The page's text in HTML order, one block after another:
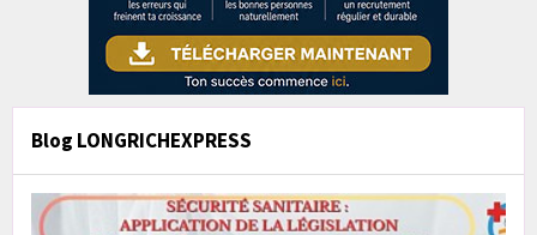
Blog LONGRICHEXPRESS